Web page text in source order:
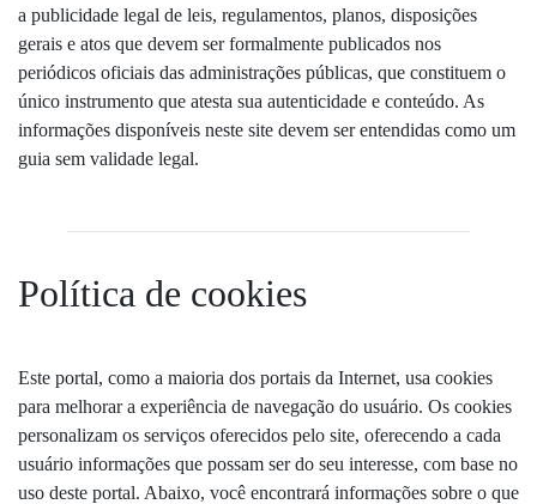
a publicidade legal de leis, regulamentos, planos, disposições
gerais e atos que devem ser formalmente publicados nos
periódicos oficiais das administrações públicas, que constituem o
único instrumento que atesta sua autenticidade e conteúdo. As
informações disponíveis neste site devem ser entendidas como um
guia sem validade legal.
Política de cookies
Este portal, como a maioria dos portais da Internet, usa cookies
para melhorar a experiência de navegação do usuário. Os cookies
personalizam os serviços oferecidos pelo site, oferecendo a cada
usuário informações que possam ser do seu interesse, com base no
uso deste portal. Abaixo, você encontrará informações sobre o que